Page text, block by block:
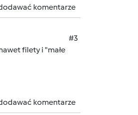
komentarze
#3
filety i "małe
komentarze